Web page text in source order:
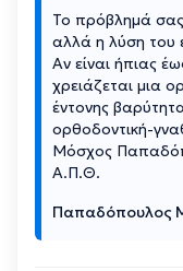
Το πρόβλημά σας
αλλά η λύση του
Αν είναι ήπιας
χρειάζεται μια
έντονης
ορθοδοντική-
Μόσχος
Α.Π.Θ.
Παπαδόπουλος